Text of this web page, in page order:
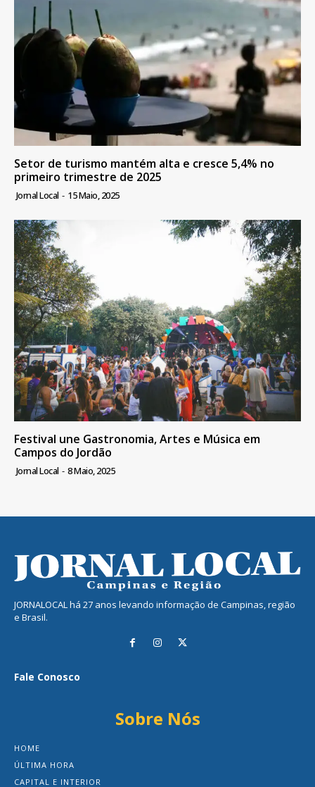
Setor de turismo mantém alta e cresce 5,4% no
primeiro trimestre de 2025
Jornal Local - 15 Maio, 2025
Festival une Gastronomia, Artes e Música em
Campos do Jordão
Jornal Local - 8 Maio, 2025
JORNALOCAL há 27 anos levando informação de Campinas, região
e Brasil.
Fale Conosco
Sobre Nós
HOME
ÚLTIMA HORA
CAPITAL E INTERIOR